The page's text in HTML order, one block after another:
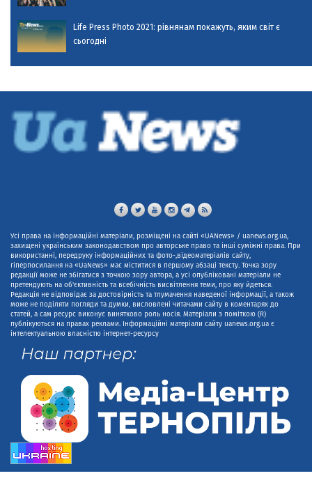
Life Press Photo 2021: рівнянам покажуть, яким світ є
сьогодні
Усі права на інформаційні матеріали, розміщені на сайті «UANews» / uanews.org.ua,
захищені українським законодавством про авторське право та інші суміжні права. При
використанні, передруку інформаційних та фото-,відеоматеріалів сайту,
гіперпосилання на «UaNews» має міститися в першому абзаці тексту. Точка зору
редакції може не збігатися з точкою зору автора, а усі опубліковані матеріали не
претендують на об'єктивність та всебічність висвітлення теми, про яку йдеться.
Редакція не відповідає за достовірність та тлумачення наведеної інформації, а також
може не поділяти погляди та думки, висловлені читачами сайту в коментарях до
статей, а сам ресурс виконує винятково роль носія. Матеріали з поміткою (R)
публікуються на правах реклами. Інформаційні матеріали сайту uanews.org.ua є
інтелектуальною власністю інтернет-ресурсу